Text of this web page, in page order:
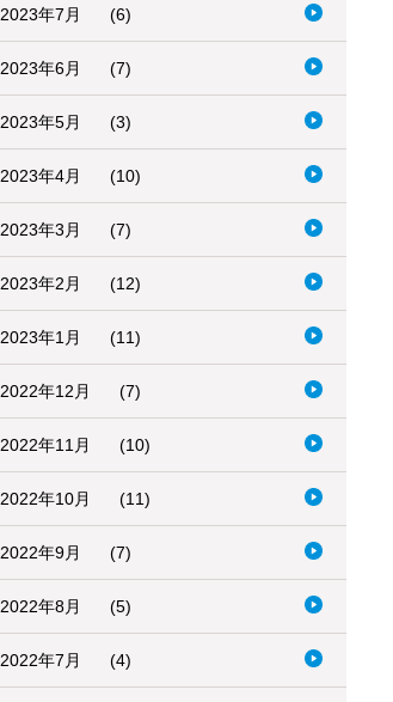
2023年7月 (6)
2023年6月 (7)
2023年5月 (3)
2023年4月 (10)
2023年3月 (7)
2023年2月 (12)
2023年1月 (11)
2022年12月 (7)
2022年11月 (10)
2022年10月 (11)
2022年9月 (7)
2022年8月 (5)
2022年7月 (4)